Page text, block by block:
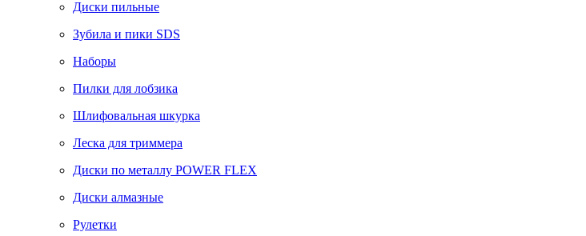
Диски пильные
Зубила и пики SDS
Наборы
Пилки для лобзика
Шлифовальная шкурка
Леска для триммера
Диски по металлу POWER FLEX
Диски алмазные
Рулетки